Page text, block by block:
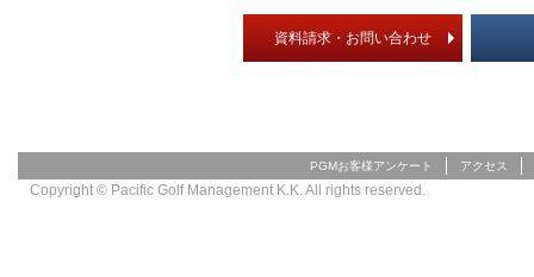
資料請求・お問い合わせ
PGMお客様アンケート アクセス
Copyright © Pacific Golf Management K.K. All rights reserved.